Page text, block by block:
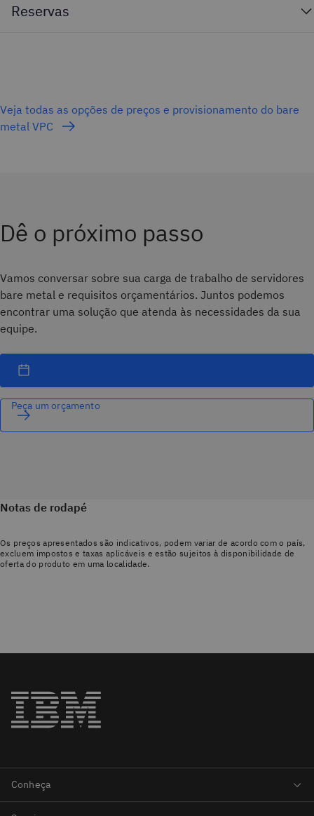
Reservas
Veja todas as opções de preços e provisionamento do bare
metal VPC
Dê o próximo passo
Vamos conversar sobre sua carga de trabalho de servidores
bare metal e requisitos orçamentários. Juntos podemos
encontrar uma solução que atenda às necessidades da sua
equipe.
Peça um orçamento
Notas de rodapé
Os preços apresentados são indicativos, podem variar de acordo com o país,
excluem impostos e taxas aplicáveis e estão sujeitos à disponibilidade de
oferta do produto em uma localidade.